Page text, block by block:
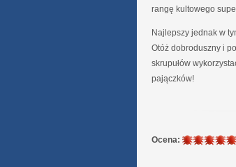
rangę kultowego
Najlepszy jednak w
Otóż dobroduszny i
skrupułów
pajączków!
Ocena: 6